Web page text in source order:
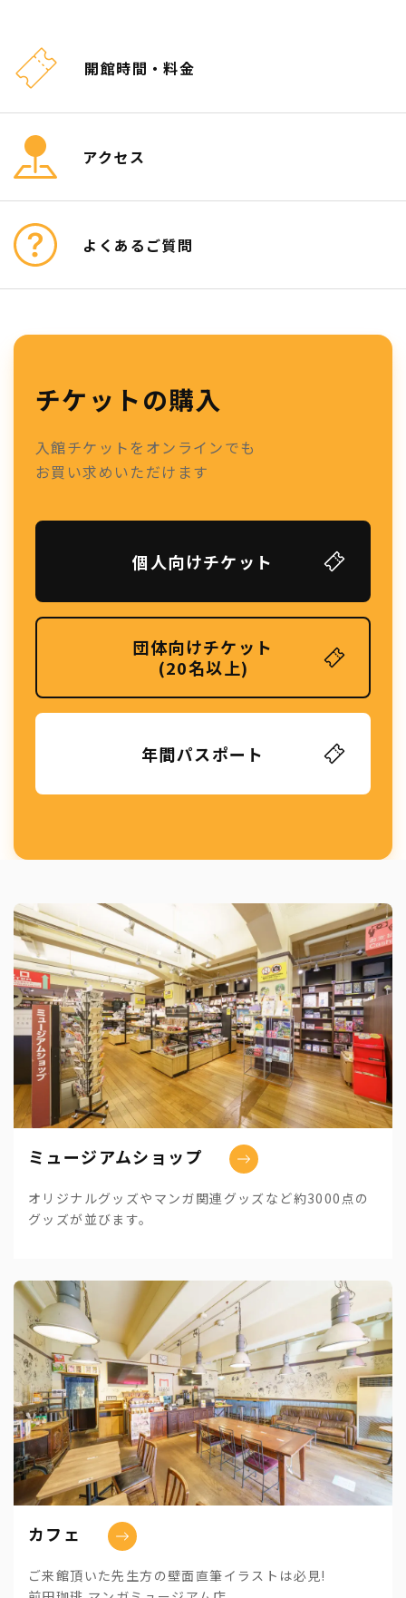
開館時間・料金
アクセス
よくあるご質問
チケットの購入
入館チケットをオンラインでも
お買い求めいただけます
個人向けチケット
団体向けチケット
(20名以上)
年間パスポート
ミュージアムショップ
オリジナルグッズやマンガ関連グッズなど約3000点の
グッズが並びます。
カフェ
ご来館頂いた先生方の壁面直筆イラストは必見!